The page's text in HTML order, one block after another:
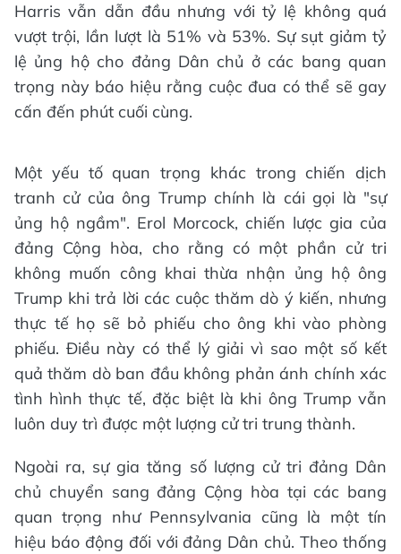
Harris vẫn dẫn đầu nhưng với tỷ lệ không quá
vượt trội, lần lượt là 51% và 53%. Sự sụt giảm tỷ
lệ ủng hộ cho đảng Dân chủ ở các bang quan
trọng này báo hiệu rằng cuộc đua có thể sẽ gay
cấn đến phút cuối cùng.
Một yếu tố quan trọng khác trong chiến dịch
tranh cử của ông Trump chính là cái gọi là "sự
ủng hộ ngầm". Erol Morcock, chiến lược gia của
đảng Cộng hòa, cho rằng có một phần cử tri
không muốn công khai thừa nhận ủng hộ ông
Trump khi trả lời các cuộc thăm dò ý kiến, nhưng
thực tế họ sẽ bỏ phiếu cho ông khi vào phòng
phiếu. Điều này có thể lý giải vì sao một số kết
quả thăm dò ban đầu không phản ánh chính xác
tình hình thực tế, đặc biệt là khi ông Trump vẫn
luôn duy trì được một lượng cử tri trung thành.
Ngoài ra, sự gia tăng số lượng cử tri đảng Dân
chủ chuyển sang đảng Cộng hòa tại các bang
quan trọng như Pennsylvania cũng là một tín
hiệu báo động đối với đảng Dân chủ. Theo thống